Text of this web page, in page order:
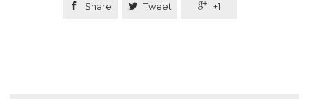
 Share  Tweet  +1